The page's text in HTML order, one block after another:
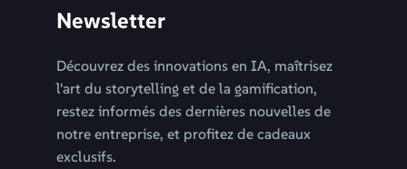
Newsletter
Découvrez des innovations en IA, maîtrisez
l'art du storytelling et de la gamification,
restez informés des dernières nouvelles de
notre entreprise, et profitez de cadeaux
exclusifs.